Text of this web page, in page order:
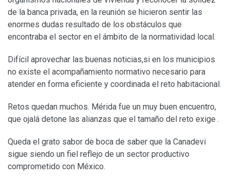
de la banca privada, en la reunión se hicieron sentir las
enormes dudas resultado de los obstáculos que
encontraba el sector en el ámbito de la normatividad local.
Difícil aprovechar las buenas noticias,si en los municipios
no existe el acompañamiento normativo necesario para
atender en forma eficiente y coordinada el reto habitacional.
Retos quedan muchos. Mérida fue un muy buen encuentro,
que ojalá detone las alianzas que el tamaño del reto exige .
Queda el grato sabor de boca de saber que la Canadevi
sigue siendo un fiel reflejo de un sector productivo
comprometido con México.